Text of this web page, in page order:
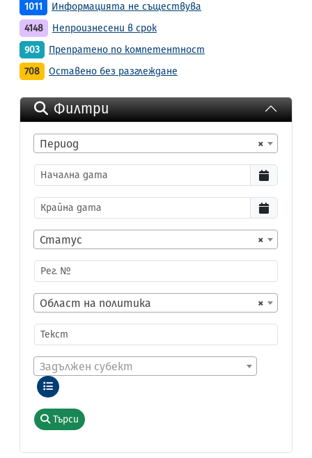
1011
Информацията не съществува
4148
Непроизнесени в срок
903
Препратено по компетентност
708
Оставено без разглеждане
Филтри
×
Период
×
Статус
×
Област на политика
Задължен субект
Търси